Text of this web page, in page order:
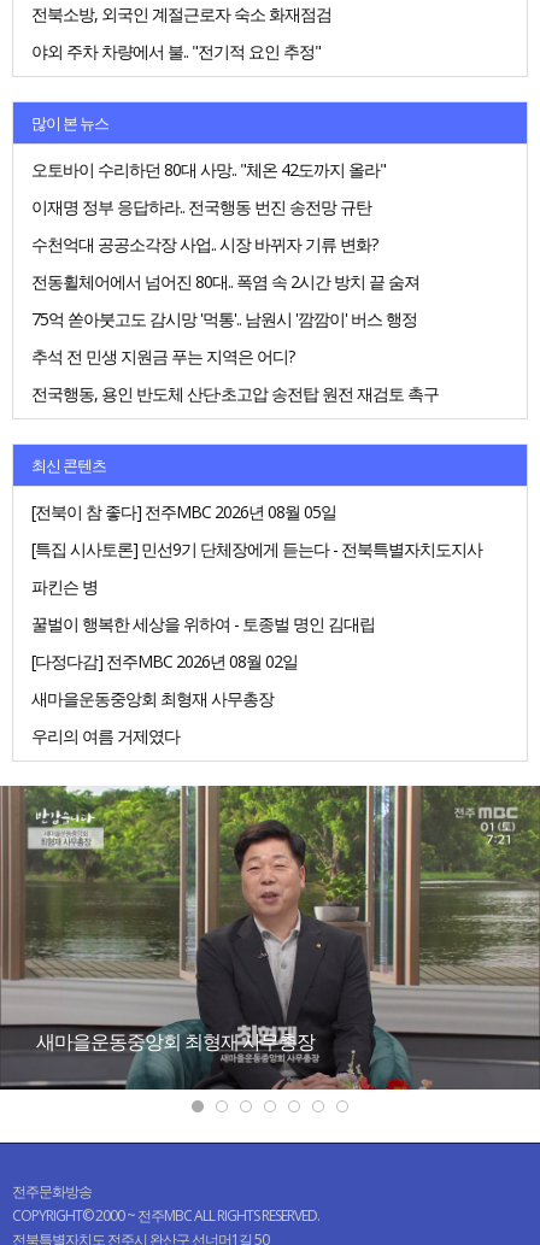
전북소방, 외국인 계절근로자 숙소 화재점검
야외 주차 차량에서 불.. "전기적 요인 추정"
많이 본 뉴스
오토바이 수리하던 80대 사망.. "체온 42도까지 올라"
이재명 정부 응답하라.. 전국행동 번진 송전망 규탄
수천억대 공공소각장 사업.. 시장 바뀌자 기류 변화?
전동휠체어에서 넘어진 80대.. 폭염 속 2시간 방치 끝 숨져
75억 쏟아붓고도 감시망 '먹통'.. 남원시 '깜깜이' 버스 행정
추석 전 민생 지원금 푸는 지역은 어디?
전국행동, 용인 반도체 산단·초고압 송전탑 원전 재검토 촉구
최신 콘텐츠
[전북이 참 좋다] 전주MBC 2026년 08월 05일
[특집 시사토론] 민선9기 단체장에게 듣는다 - 전북특별자치도지사
파킨슨 병
꿀벌이 행복한 세상을 위하여 - 토종벌 명인 김대립
[다정다감] 전주MBC 2026년 08월 02일
새마을운동중앙회 최형재 사무총장
우리의 여름 거제였다
새마을운동중앙회 최형재 사무총장
전주문화방송
COPYRIGHT© 2000 ~ 전주MBC ALL RIGHTS RESERVED.
전북특별자치도 전주시 완산구 선너머1길 50